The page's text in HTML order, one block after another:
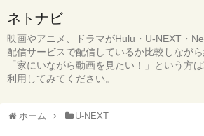
ネトナビ
映画やアニメ、ドラマがHulu・U-NEXT・
配信サービスで配信しているか比較しながら
「家にいながら動画を見たい！」という方
利用してみてください。
ホーム U-NEXT